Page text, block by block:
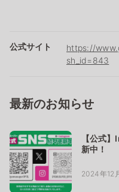
公式サイト
https://
sh_id=843
最新のお知らせ
【公式
新中！
2024年12